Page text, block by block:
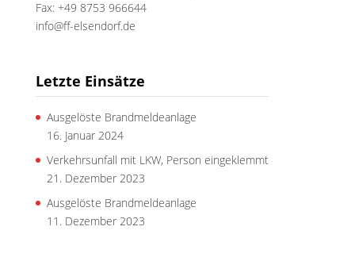
Fax: +49 8753 966644
info@ff-elsendorf.de
Letzte Einsätze
Ausgelöste Brandmeldeanlage
16. Januar 2024
Verkehrsunfall mit LKW, Person eingeklemmt
21. Dezember 2023
Ausgelöste Brandmeldeanlage
11. Dezember 2023